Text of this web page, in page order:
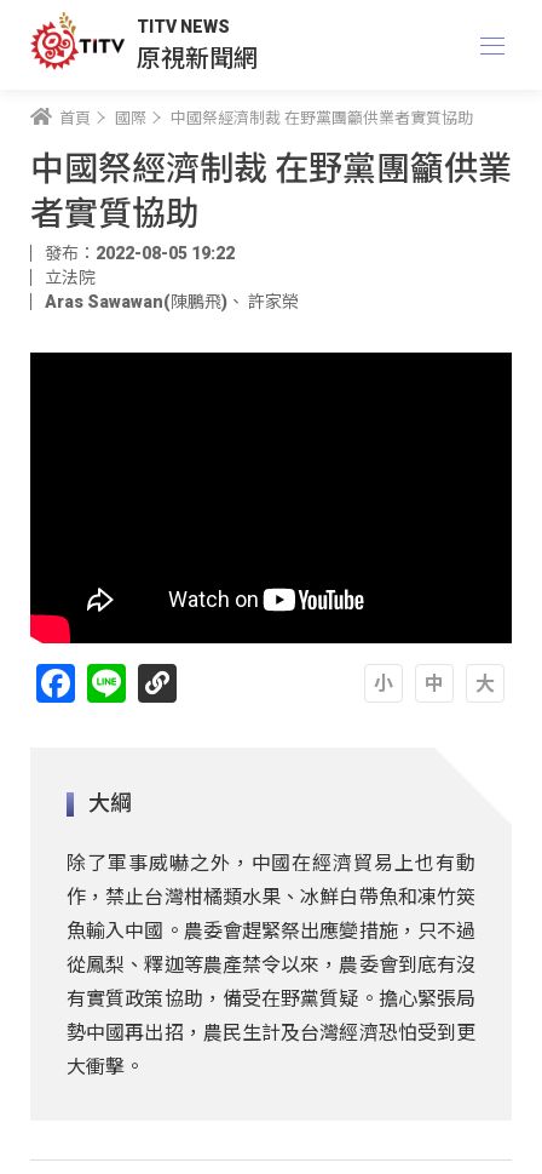
TITV NEWS
原視新聞網
首頁 國際 中國祭經濟制裁 在野黨團籲供業者實質協助
中國祭經濟制裁 在野黨團籲供業
者實質協助
發布：2022-08-05 19:22
立法院
Aras Sawawan(陳鵬飛) 、 許家榮
Facebook
Line
大綱
除了軍事威嚇之外，中國在經濟貿易上也有動
作，禁止台灣柑橘類水果、冰鮮白帶魚和凍竹筴
魚輸入中國。農委會趕緊祭出應變措施，只不過
從鳳梨、釋迦等農產禁令以來，農委會到底有沒
有實質政策協助，備受在野黨質疑。擔心緊張局
勢中國再出招，農民生計及台灣經濟恐怕受到更
大衝擊。